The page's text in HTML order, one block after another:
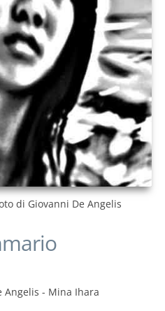
di Giovanni De Angelis
Angelis - Mina Ihara